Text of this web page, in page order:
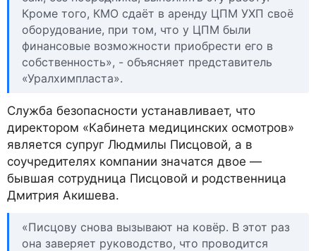
Кроме того, КМО сдаёт в аренду ЦПМ УХП своё
оборудование, при том, что у ЦПМ были
финансовые возможности приобрести его в
собственность», - объясняет представитель
«Уралхимпласта».
Служба безопасности устанавливает, что
директором «Кабинета медицинских осмотров»
является супруг Людмилы Писцовой, а в
соучредителях компании значатся двое —
бывшая сотрудница Писцовой и родственница
Дмитрия Акишева.
«Писцову снова вызывают на ковёр. В этот раз
она заверяет руководство, что проводится